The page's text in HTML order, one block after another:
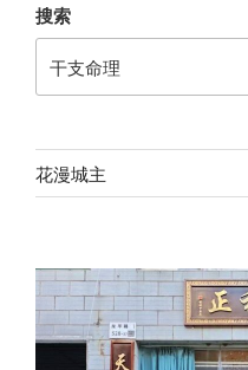
搜索
花漫城主